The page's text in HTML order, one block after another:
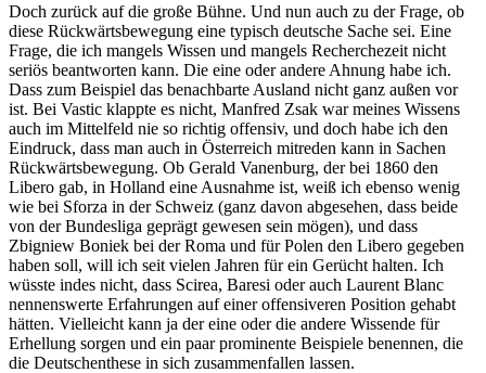
Doch zurück auf die große Bühne. Und nun auch zu der Frage, ob
diese Rückwärtsbewegung eine typisch deutsche Sache sei. Eine
Frage, die ich mangels Wissen und mangels Recherchezeit nicht
seriös beantworten kann. Die eine oder andere Ahnung habe ich.
Dass zum Beispiel das benachbarte Ausland nicht ganz außen vor
ist. Bei Vastic klappte es nicht, Manfred Zsak war meines Wissens
auch im Mittelfeld nie so richtig offensiv, und doch habe ich den
Eindruck, dass man auch in Österreich mitreden kann in Sachen
Rückwärtsbewegung. Ob Gerald Vanenburg, der bei 1860 den
Libero gab, in Holland eine Ausnahme ist, weiß ich ebenso wenig
wie bei Sforza in der Schweiz (ganz davon abgesehen, dass beide
von der Bundesliga geprägt gewesen sein mögen), und dass
Zbigniew Boniek bei der Roma und für Polen den Libero gegeben
haben soll, will ich seit vielen Jahren für ein Gerücht halten. Ich
wüsste indes nicht, dass Scirea, Baresi oder auch Laurent Blanc
nennenswerte Erfahrungen auf einer offensiveren Position gehabt
hätten. Vielleicht kann ja der eine oder die andere Wissende für
Erhellung sorgen und ein paar prominente Beispiele benennen, die
die Deutschenthese in sich zusammenfallen lassen.